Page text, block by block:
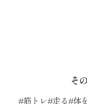
そ
筋トレ 走る 体